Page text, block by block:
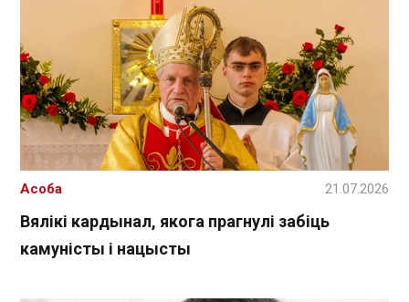
Вялікі кардынал, якога прагнулі забіць
камуністы і нацысты
Асоба 21.07.2026